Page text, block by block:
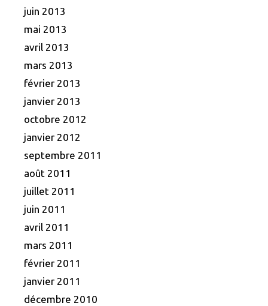
juin 2013
mai 2013
avril 2013
mars 2013
février 2013
janvier 2013
octobre 2012
janvier 2012
septembre 2011
août 2011
juillet 2011
juin 2011
avril 2011
mars 2011
février 2011
janvier 2011
décembre 2010